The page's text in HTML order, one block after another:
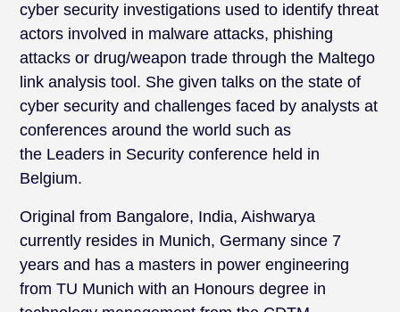
cyber security investigations used to identify threat
actors involved in malware attacks, phishing
attacks or drug/weapon trade through the Maltego
link analysis tool. She given talks on the state of
cyber security and challenges faced by analysts at
conferences around the world such as
the Leaders in Security conference held in
Belgium.
Original from Bangalore, India, Aishwarya
currently resides in Munich, Germany since 7
years and has a masters in power engineering
from TU Munich with an Honours degree in